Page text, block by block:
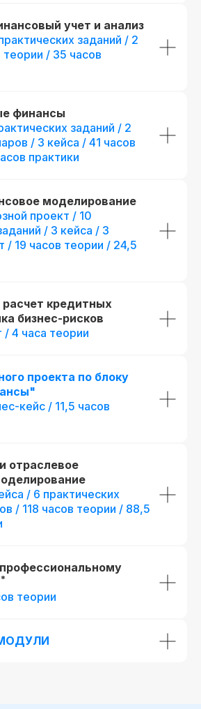
учет и анализ
заданий / 2
теории / 35 часов
финансы
заданий / 2
/ 3 кейса / 41 часов
практики
моделирование
проект / 10
/ 3 кейса / 3
/ 19 часов теории / 24,5
расчет кредитных
бизнес-рисков
/ 4 часа теории
проекта по блоку
кейс / 11,5 часов
отраслевое
/ 6 практических
/ 118 часов теории / 88,5
*
теории
работа и 78
- навсегда
и база
диплом
образца
Все опции
+ 1 модуль:
заявку